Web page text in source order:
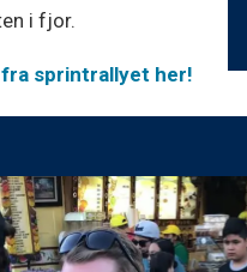
i fjor.
sprintrallyet her!